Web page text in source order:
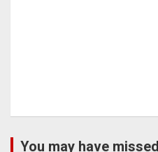
You may have missed